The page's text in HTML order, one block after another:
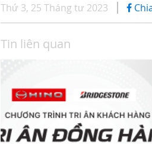
Thứ 3, 25 Tháng tư 2023
Tin liên quan